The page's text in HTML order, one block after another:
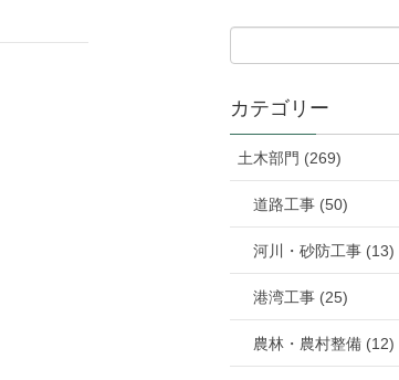
カテゴリー
土木部門 (269)
道路工事 (50)
河川・砂防工事 (13)
港湾工事 (25)
農林・農村整備 (12)